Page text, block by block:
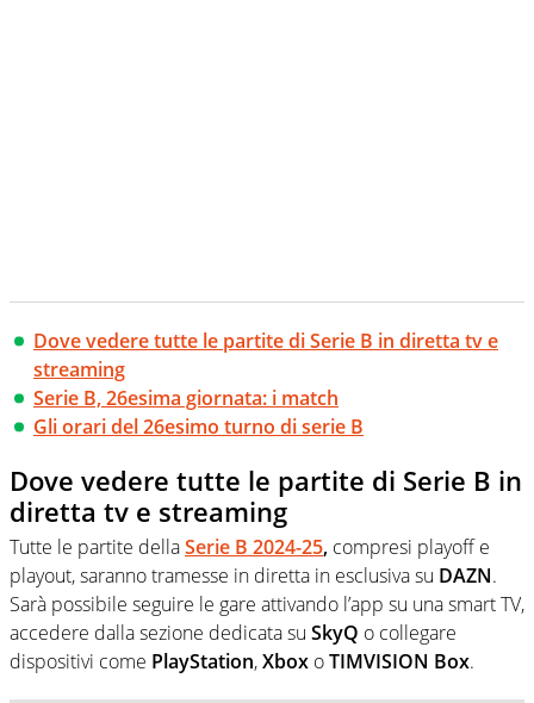
Dove vedere tutte le partite di Serie B in diretta tv e
streaming
Serie B, 26esima giornata: i match
Gli orari del 26esimo turno di serie B
Dove vedere tutte le partite di Serie B in
diretta tv e streaming
Tutte le partite dellaSerie B 2024-25, compresi playoff e
playout, saranno tramesse in diretta in esclusiva su DAZN.
Sarà possibile seguire le gare attivando l’app su una smart TV,
accedere dalla sezione dedicata su SkyQ o collegare
dispositivi come PlayStation,Xbox oTIMVISION Box.